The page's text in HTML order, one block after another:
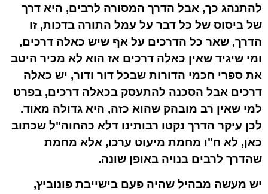
להתנהג כך, אבל הדרך המסורה לרבים, היא דרך
של ביסוס של כל דבר על עמל התורה בדכות, זו
הדרך, שאר כל הדרכים על אף שיש כאלה דרכים,
ומי שיגיד שאין כאלה דרכים אז הוא לא מכיר היטב
את ספרי חכמי הדורות שבכל דור ודור, יש כאלה
דרכים אבל הסכנה להתעסק בכאלה דרכים, בפרט
למי שאין רב מובהק שהוא כזה, היא גדולה מאוד.
לכן עיקר הדרך נקטו רבותינו דלא כהחוה"ל שכתוב
כאן, לא ח"ו מחמת מיעוט ערכו, אלא מחמת
שהדרך לרבים בנויה באופן שונה.
יש מעשה מבהיל שהיה פעם בישייבת פונוביץ,